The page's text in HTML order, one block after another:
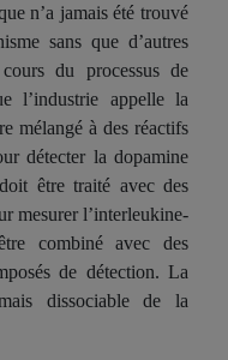
n’a jamais été trouvé
sans que d’autres
du processus de
l’industrie appelle la
mélangé à des réactifs
détecter la dopamine
être traité avec des
mesurer l’interleukine-
combiné avec des
de détection. La
dissociable de la